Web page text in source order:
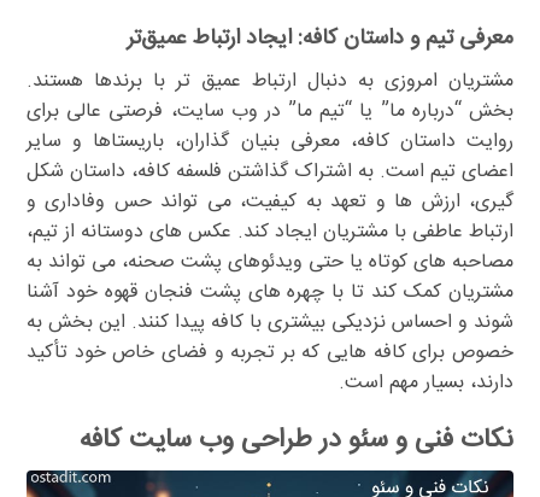
معرفی تیم و داستان کافه: ایجاد ارتباط عمیق‌تر
مشتریان امروزی به دنبال ارتباط عمیق تر با برندها هستند.
بخش “درباره ما” یا “تیم ما” در وب سایت، فرصتی عالی برای
روایت داستان کافه، معرفی بنیان گذاران، باریستاها و سایر
اعضای تیم است. به اشتراک گذاشتن فلسفه کافه، داستان شکل
گیری، ارزش ها و تعهد به کیفیت، می تواند حس وفاداری و
ارتباط عاطفی با مشتریان ایجاد کند. عکس های دوستانه از تیم،
مصاحبه های کوتاه یا حتی ویدئوهای پشت صحنه، می تواند به
مشتریان کمک کند تا با چهره های پشت فنجان قهوه خود آشنا
شوند و احساس نزدیکی بیشتری با کافه پیدا کنند. این بخش به
خصوص برای کافه هایی که بر تجربه و فضای خاص خود تأکید
دارند، بسیار مهم است.
نکات فنی و سئو در طراحی وب سایت کافه